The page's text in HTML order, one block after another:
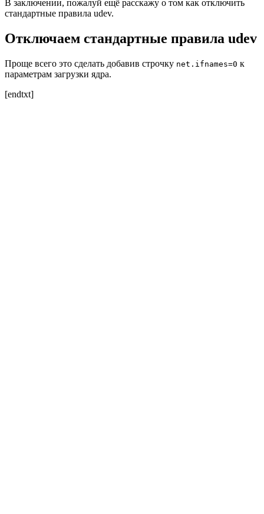
В заключении, пожалуй ещё расскажу о том как отключить
стандартные правила udev.
Отключаем стандартные правила udev
Проще всего это сделать добавив строчку net.ifnames=0 к
параметрам загрузки ядра.
[endtxt]